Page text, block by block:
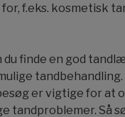
f.eks. kosmetisk
du finde en god
tandbehandling.
er vigtige for at
tandproblemer. Så